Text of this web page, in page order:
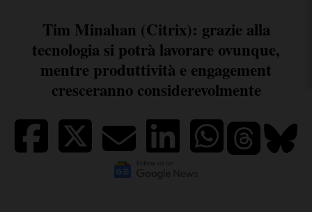
Tim Minahan (Citrix): grazie alla
tecnologia si potrà lavorare ovunque,
mentre produttività e engagement
cresceranno considerevolmente